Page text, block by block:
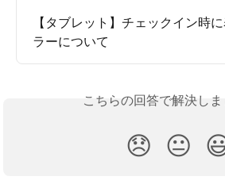
【タブレット】チェックイン時
ラーについて
こちらの回答で解決しま
😞 😐